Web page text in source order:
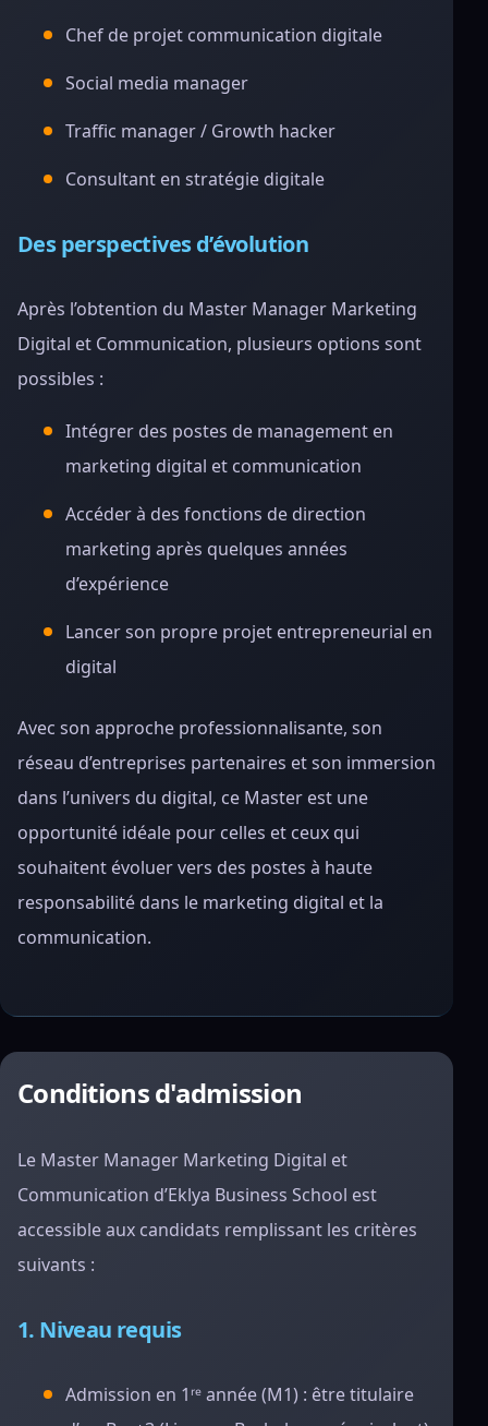
Chef de projet communication digitale
Social media manager
Traffic manager / Growth hacker
Consultant en stratégie digitale
Des perspectives d’évolution
Après l’obtention du Master Manager Marketing
Digital et Communication, plusieurs options sont
possibles :
Intégrer des postes de management en
marketing digital et communication
Accéder à des fonctions de direction
marketing après quelques années
d’expérience
Lancer son propre projet entrepreneurial en
digital
Avec son approche professionnalisante, son
réseau d’entreprises partenaires et son immersion
dans l’univers du digital, ce Master est une
opportunité idéale pour celles et ceux qui
souhaitent évoluer vers des postes à haute
responsabilité dans le marketing digital et la
communication.
Conditions d'admission
Le Master Manager Marketing Digital et
Communication d’Eklya Business School est
accessible aux candidats remplissant les critères
suivants :
1. Niveau requis
Admission en 1ʳᵉ année (M1) : être titulaire